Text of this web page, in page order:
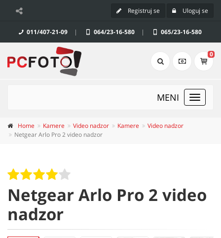
Registruj se Uloguj se
011/407-21-09 | 064/23-16-580 | 065/23-16-580
0
Toggle
MENI
Home Kamere Video nadzor Kamere
Video nadzor
Netgear Arlo Pro 2 video nadzor
Netgear Arlo Pro 2 video
nadzor